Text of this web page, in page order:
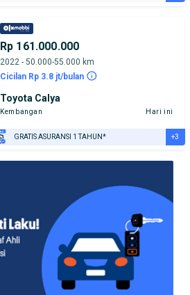
Rp 161.000.000
2022 - 50.000-55.000 km
Cicilan Rp 3.8 jt/bulan
Toyota Calya
Kembangan Hari ini
GRATIS ASURANSI 1 TAHUN* +3